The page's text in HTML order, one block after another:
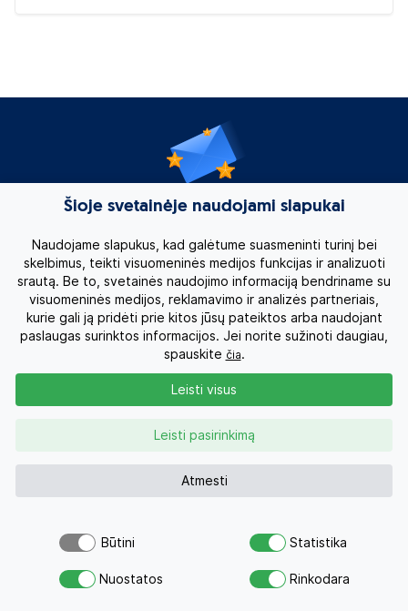
dėžutę
Užsiprenumeruodamas (-a) sutinku su
Savo svajonių atostogoms
Šioje svetainėje naudojami slapukai
Naudojame slapukus, kad galėtume suasmeninti turinį bei
skelbimus, teikti visuomeninės medijos funkcijas ir analizuoti
srautą. Be to, svetainės naudojimo informaciją bendriname su
visuomeninės medijos, reklamavimo ir analizės partneriais,
kurie gali ją pridėti prie kitos jūsų pateiktos arba naudojant
paslaugas surinktos informacijos. Jei norite sužinoti daugiau,
spauskite čia.
Atmesti
Leisti pasirinkimą
Leisti visus
Būtini Statistika
Nuostatos Rinkodara